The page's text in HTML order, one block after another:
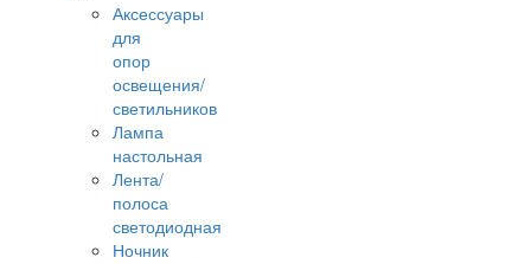
Аксессуары
для
опор
освещения/
светильников
Лампа
настольная
Лента/
полоса
светодиодная
Ночник